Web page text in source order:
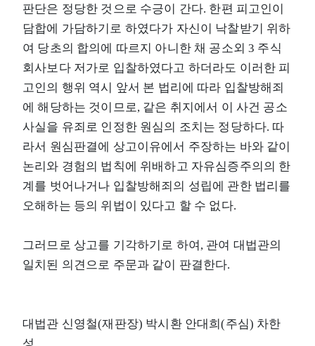
판단은 정당한 것으로 수긍이 간다. 한편 피고인이
담합에 가담하기로 하였다가 자신이 낙찰받기 위하
여 당초의 합의에 따르지 아니한 채 공소외 3 주식
회사보다 저가로 입찰하였다고 하더라도 이러한 피
고인의 행위 역시 앞서 본 법리에 따라 입찰방해죄
에 해당하는 것이므로, 같은 취지에서 이 사건 공소
사실을 유죄로 인정한 원심의 조치는 정당하다. 따
라서 원심판결에 상고이유에서 주장하는 바와 같이
논리와 경험의 법칙에 위배하고 자유심증주의의 한
계를 벗어나거나 입찰방해죄의 성립에 관한 법리를
오해하는 등의 위법이 있다고 할 수 없다.
그러므로 상고를 기각하기로 하여, 관여 대법관의
일치된 의견으로 주문과 같이 판결한다.
대법관 신영철(재판장) 박시환 안대희(주심) 차한
성